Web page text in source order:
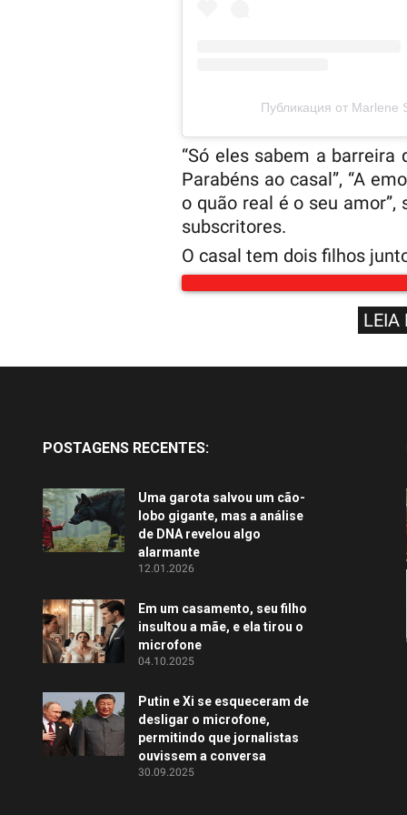
Публикация от Marlene
“Só eles sabem a
Parabéns ao casal”, “A
o quão real é o seu
subscritores.
O casal tem dois filhos
LEIA
POSTAGENS RECENTES:
Uma garota salvou um cão-
lobo gigante, mas a análise
de DNA revelou algo
alarmante
12.01.2026
Em um casamento, seu filho
insultou a mãe, e ela tirou o
microfone
04.10.2025
Putin e Xi se esqueceram de
desligar o microfone,
permitindo que jornalistas
ouvissem a conversa
30.09.2025